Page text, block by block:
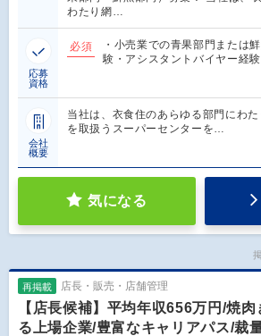
わたり網…
応募
資格
必須
・小売業での青果部門または
験・アシスタントバイヤー経
会社
概要
当社は、衣食住のあらゆる部門にわ
を取扱うスーパーセンターを…
気になる
再掲載 店長・販売・店舗管理
【店長候補】平均年収656万円/焼
る上場企業/豊富なキャリアパス/裁